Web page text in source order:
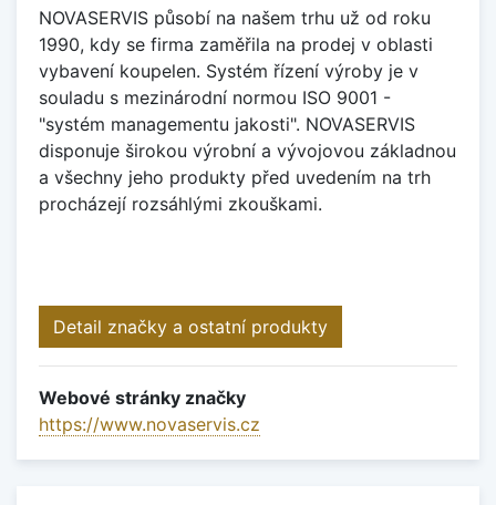
NOVASERVIS působí na našem trhu už od roku
1990, kdy se firma zaměřila na prodej v oblasti
vybavení koupelen. Systém řízení výroby je v
souladu s mezinárodní normou ISO 9001 -
"systém managementu jakosti". NOVASERVIS
disponuje širokou výrobní a vývojovou základnou
a všechny jeho produkty před uvedením na trh
procházejí rozsáhlými zkouškami.
Detail značky a ostatní produkty
Webové stránky značky
https://www.novaservis.cz